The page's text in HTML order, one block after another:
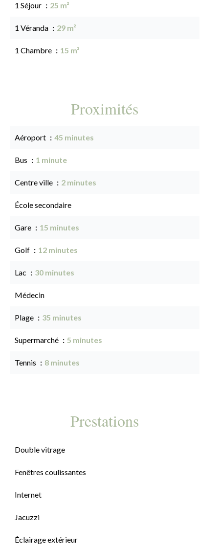
1 Séjour 25 m²
1 Véranda 29 m²
1 Chambre 15 m²
Proximités
Aéroport 45 minutes
Bus 1 minute
Centre ville 2 minutes
École secondaire
Gare 15 minutes
Golf 12 minutes
Lac 30 minutes
Médecin
Plage 35 minutes
Supermarché 5 minutes
Tennis 8 minutes
Prestations
Double vitrage
Fenêtres coulissantes
Internet
Jacuzzi
Éclairage extérieur